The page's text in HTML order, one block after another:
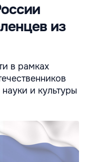
из
в рамках
и культуры